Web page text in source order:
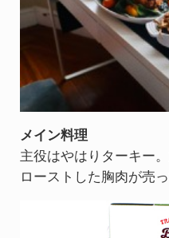
メイン料理
主役はやはりターキー
ローストした胸肉が売っ